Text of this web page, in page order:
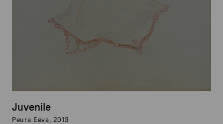
Juvenile
Peura Eeva, 2013